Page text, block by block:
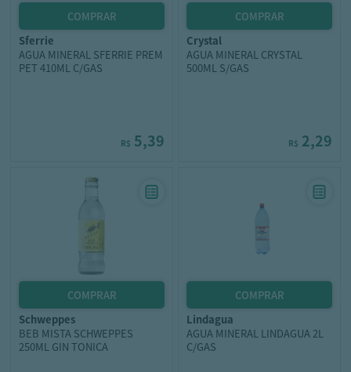
sferrie
AGUA MINERAL SFERRIE PREM
PET 410ML C/GAS
R$ 5,39
crystal
AGUA MINERAL CRYSTAL
500ML S/GAS
R$ 2,29
schweppes
BEB MISTA SCHWEPPES
250ML GIN TONICA
lindagua
AGUA MINERAL LINDAGUA 2L
C/GAS